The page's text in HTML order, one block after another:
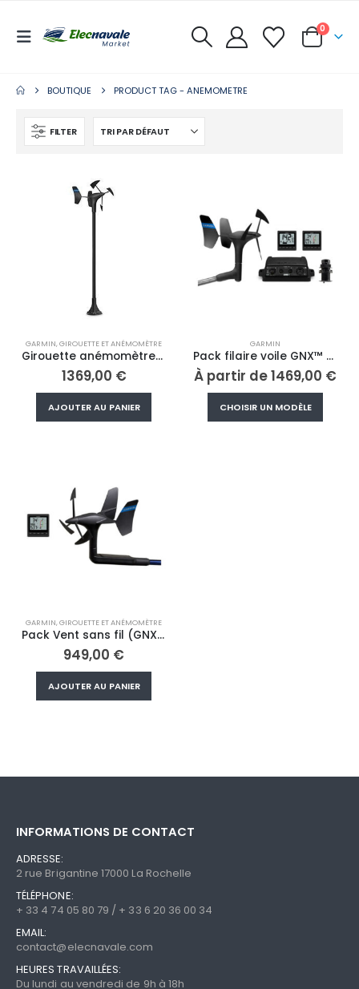
0
BOUTIQUE PRODUCT TAG -ANEMOMETRE
FILTER
GARMIN,GIROUETTE ET ANÉMOMÈTRE
Girouette anémomètre gWind Race
1369,00 €
AJOUTER AU PANIER
GARMIN
Pack filaire voile GNX™ Wind
À partir de1469,00 €
CHOISIR UN MODÈLE
GARMIN,GIROUETTE ET ANÉMOMÈTRE
Pack Vent sans fil (GNX™ Wind + gWind Wireless 2)
949,00 €
AJOUTER AU PANIER
INFORMATIONS DE CONTACT
ADRESSE:
2 rue Brigantine 17000 La Rochelle
TÉLÉPHONE:
+ 33 4 74 05 80 79 / + 33 6 20 36 00 34
EMAIL:
contact@elecnavale.com
HEURES TRAVAILLÉES:
Du lundi au vendredi de 9h à 18h